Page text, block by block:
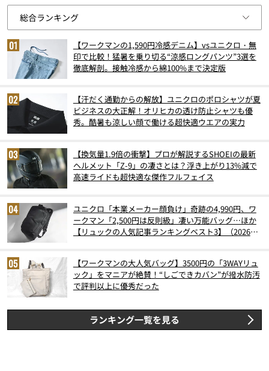
【ワークマンの1,590円冷感デニム】vsユニクロ・無
印で比較！猛暑を乗り切る“涼感ロングパンツ”3選を
徹底解剖。接触冷感から綿100%まで決定版
【汗だく通勤からの解放】ユニクロのポロシャツが夏
ビジネスの大正解！オリヒカの透け防止シャツも優
秀。酷暑も涼しい顔で働ける超快適ウエアの実力
【換気量1.9倍の衝撃】プロが解説するSHOEIの最新
ヘルメット「Z-9」の凄さとは？浮き上がり13%減で
高速ライドも超快適な傑作フルフェイス
ユニクロ「本業メーカー顔負け」奇跡の4,990円、ワ
ークマン「2,500円は反則級」凄い万能バッグ…ほか
【リュックの人気記事ランキングベスト3】（2026年
【ワークマンの大人気バッグ】3500円の「3WAYリュ
ック」をマニアが絶賛！“しごできカバン”が撥水防汚
で評判以上に優秀だった
ランキング一覧を見る